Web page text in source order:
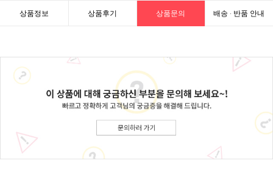
상품정보 상품후기 상품문의 배송 · 반품 안내